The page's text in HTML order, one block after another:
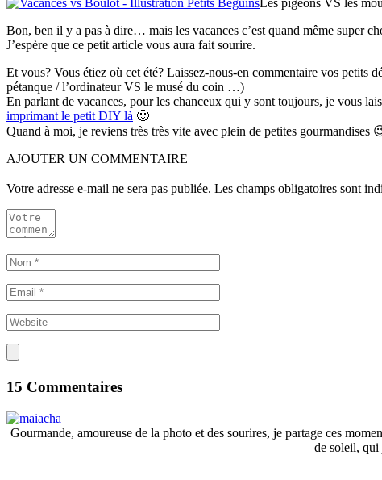
Bon, ben il y a pas à dire… mais les vacances c’est quand même super
J’espère que ce petit article vous aura fait sourire.
Et vous? Vous étiez où cet été? Laissez-nous-en commentaire vos
pétanque / l’ordinateur VS le musé du coin …)
En parlant de vacances, pour les chanceux qui y sont toujours, je vous
imprimant le petit DIY là 🙂
Quand à moi, je reviens très très vite avec plein de petites gourmandises
AJOUTER UN COMMENTAIRE
Votre adresse e-mail ne sera pas publiée. Les champs obligatoires sont
15 Commentaires
Gourmande, amoureuse de la photo et des sourires, je partage ces
de soleil, qui